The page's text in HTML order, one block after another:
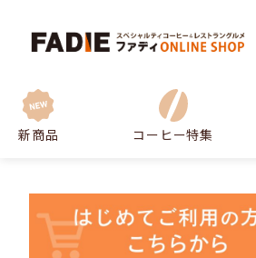
新商品 コーヒー特集